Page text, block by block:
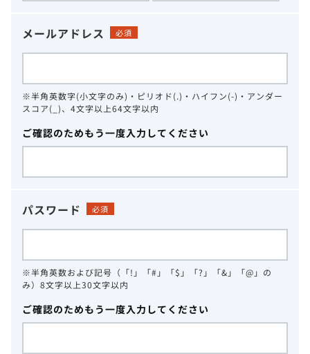
メールアドレス 必須
※半角英数字(小文字のみ)・ピリオド(.)・ハイフン(-)・アンダー
スコア(_)、4文字以上64文字以内
ご確認のためもう一度入力してください
パスワード 必須
※半角英数および記号（「!」「#」「$」「?」「&」「@」の
み）8文字以上30文字以内
ご確認のためもう一度入力してください